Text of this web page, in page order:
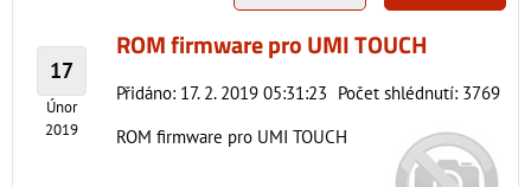
17
Únor
2019
ROM firmware pro UMI TOUCH
Přidáno: 17. 2. 2019 05:31:23 Počet shlédnutí: 3769
ROM firmware pro UMI TOUCH